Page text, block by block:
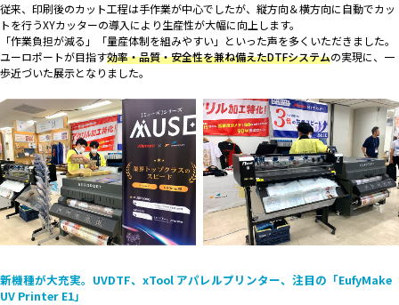
従来、印刷後のカット工程は手作業が中心でしたが、縦方向＆横方向に自動でカッ
トを行うXYカッターの導入により生産性が大幅に向上します。
「作業負担が減る」「量産体制を組みやすい」といった声を多くいただきました。
ユーロポートが目指す効率・品質・安全性を兼ね備えたDTFシステムの実現に、一
歩近づいた展示となりました。
新機種が大充実。UVDTF、xTool アパレルプリンター、注目の「EufyMake
UV Printer E1」